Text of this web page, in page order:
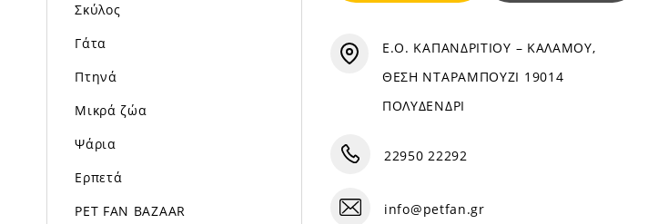
Σκύλος
Γάτα
Πτηνά
Μικρά ζώα
Ψάρια
Ερπετά
PET FAN BAZAAR
Ε.Ο. ΚΑΠΑΝΔΡΙΤΙΟΥ – ΚΑΛΑΜΟΥ,
ΘΕΣΗ ΝΤΑΡΑΜΠΟΥΖΙ 19014
ΠΟΛΥΔΕΝΔΡΙ
22950 22292
info@petfan.gr